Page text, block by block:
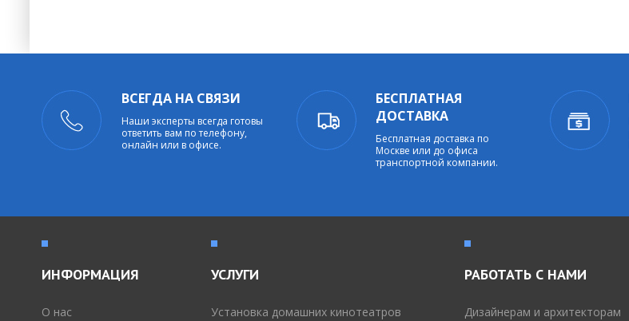
ВСЕГДА НА СВЯЗИ
Наши эксперты всегда готовы
ответить вам по телефону,
онлайн или в офисе.
БЕСПЛАТНАЯ
ДОСТАВКА
Бесплатная доставка по
Москве или до офиса
транспортной компании.
ИНФОРМАЦИЯ
O нас
УСЛУГИ
Установка домашних кинотеатров
РАБОТАТЬ С НАМИ
Дизайнерам и архитекторам